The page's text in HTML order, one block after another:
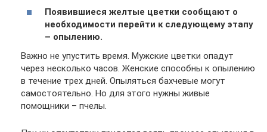
Появившиеся желтые цветки сообщают о
необходимости перейти к следующему этапу
– опылению.
Важно не упустить время. Мужские цветки опадут
через несколько часов. Женские способны к опылению
в течение трех дней. Опыляться бахчевые могут
самостоятельно. Но для этого нужны живые
помощники – пчелы.